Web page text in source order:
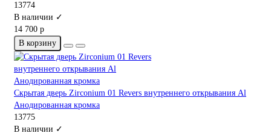
13774
В наличии ✓
14 700 р
В корзину
Скрытая дверь Zirconium 01 Revers внутреннего открывания Al
Анодированная кромка
13775
В наличии ✓